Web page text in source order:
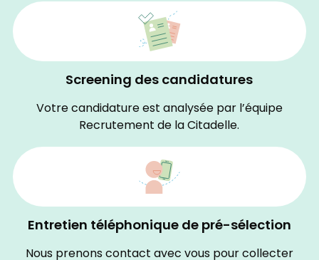
Screening des candidatures
Votre candidature est analysée par l’équipe
Recrutement de la Citadelle.
Entretien téléphonique de pré-sélection
Nous prenons contact avec vous pour collecter